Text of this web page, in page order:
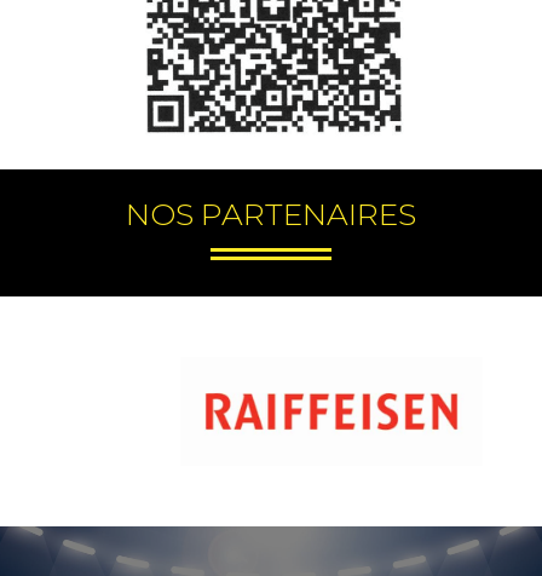
NOS PARTENAIRES